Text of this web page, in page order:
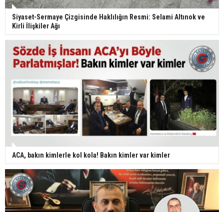
Siyaset-Sermaye Çizgisinde Haklılığın Resmi: Selami Altınok ve
Kirli İlişkiler Ağı
ACA, bakın kimlerle kol kola! Bakın kimler var kimler